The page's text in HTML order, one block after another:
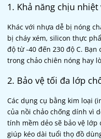
1. Khả năng chịu
Khác với nhựa dễ bị nóng
bị cháy xém, silicon thực
độ từ -40 đến 230 độ C.
trong chảo chiên nóng hay
2. Bảo vệ tối đa lớp
Các dụng cụ bằng kim loại
của nồi chảo chống dính vì
tính mềm dẻo sẽ bảo vệ
giúp kéo dài tuổi thọ đồ